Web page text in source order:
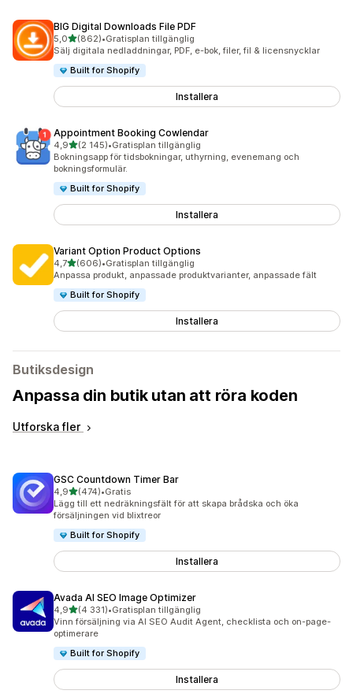
BIG Digital Downloads File PDF
5,0av 5 stjärnor
(862)
862 recensioner totalt
•Gratisplan tillgänglig
Sälj digitala nedladdningar, PDF, e-bok, filer, fil & licensnycklar
Built for Shopify
Installera
Appointment Booking Cowlendar
4,9av 5 stjärnor
(2 145)
2145 recensioner totalt
•Gratisplan tillgänglig
Bokningsapp för tidsbokningar, uthyrning, evenemang och
bokningsformulär.
Built for Shopify
Installera
Variant Option Product Options
4,7av 5 stjärnor
(606)
606 recensioner totalt
•Gratisplan tillgänglig
Anpassa produkt, anpassade produktvarianter, anpassade fält
Built for Shopify
Installera
Butiksdesign
Anpassa din butik utan att röra koden
Utforska fler
GSC Countdown Timer Bar
4,9av 5 stjärnor
(474)
474 recensioner totalt
•Gratis
Lägg till ett nedräkningsfält för att skapa brådska och öka
försäljningen vid blixtreor
Built for Shopify
Installera
Avada AI SEO Image Optimizer
4,9av 5 stjärnor
(4 331)
4331 recensioner totalt
•Gratisplan tillgänglig
Vinn försäljning via AI SEO Audit Agent, checklista och on-page-
optimerare
Built for Shopify
Installera